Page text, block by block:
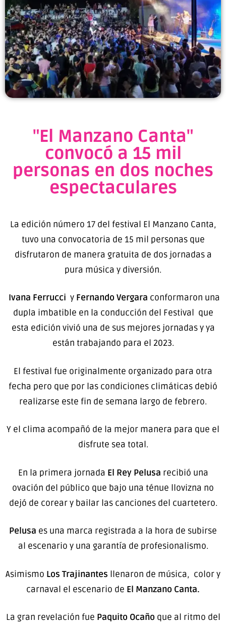
"El Manzano Canta"
convocó a 15 mil
personas en dos noches
espectaculares
La edición número 17 del festival El Manzano Canta,
tuvo una convocatoria de 15 mil personas que
disfrutaron de manera gratuita de dos jornadas a
pura música y diversión.
Ivana Ferrucci y Fernando Vergara conformaron una
dupla imbatible en la conducción del Festival que
esta edición vivió una de sus mejores jornadas y ya
están trabajando para el 2023.
El festival fue originalmente organizado para otra
fecha pero que por las condiciones climáticas debió
realizarse este fin de semana largo de febrero.
Y el clima acompañó de la mejor manera para que el
disfrute sea total.
En la primera jornada El Rey Pelusa recibió una
ovación del público que bajo una ténue llovizna no
dejó de corear y bailar las canciones del cuartetero.
Pelusa es una marca registrada a la hora de subirse
al escenario y una garantía de profesionalismo.
Asimismo Los Trajinantes llenaron de música, color y
carnaval el escenario de El Manzano Canta.
La gran revelación fue Paquito Ocaño que al ritmo del